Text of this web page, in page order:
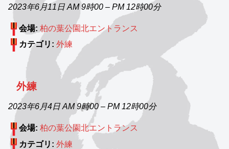
2023年6月11日 AM 9時00 – PM 12時00分
会場: 柏の葉公園北エントランス
カテゴリ: 外練
外練
2023年6月4日 AM 9時00– PM 12時00分
会場: 柏の葉公園北エントランス
カテゴリ: 外練